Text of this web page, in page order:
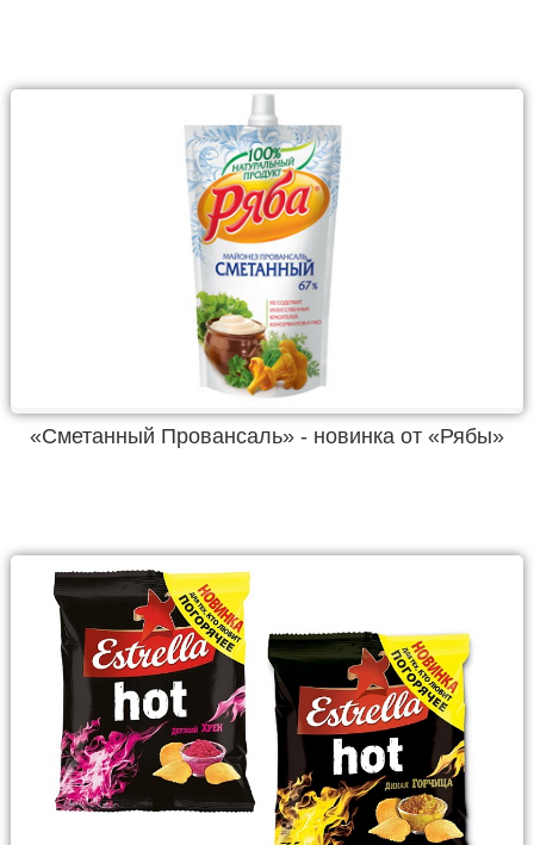
«Сметанный Провансаль» - новинка от «Рябы»